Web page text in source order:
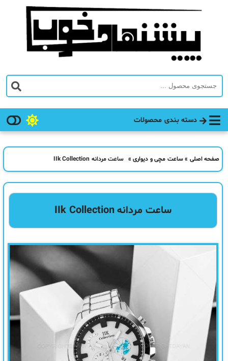
دسته بندی محصولات
صفحه اصلی »ساعت مچی و دیواری » ساعت مردانه IIk Collection
ساعت مردانه IIk Collection